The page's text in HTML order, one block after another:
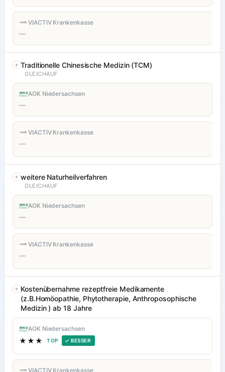
VIACTIV Krankenkasse
—
Traditionelle Chinesische Medizin (TCM)
GLEICHAUF
AOK Niedersachsen
—
VIACTIV Krankenkasse
—
weitere Naturheilverfahren
GLEICHAUF
AOK Niedersachsen
—
VIACTIV Krankenkasse
—
Kostenübernahme rezeptfreie Medikamente
(z.B.Homöopathie, Phytotherapie, Anthroposophische
Medizin ) ab 18 Jahre
AOK Niedersachsen
★★★ TOP ✓ BESSER
VIACTIV Krankenkasse